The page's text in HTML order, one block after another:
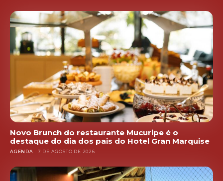
Novo Brunch do restaurante Mucuripe é o
destaque do dia dos pais do Hotel Gran Marquise
AGENDA 7 DE AGOSTO DE 2026